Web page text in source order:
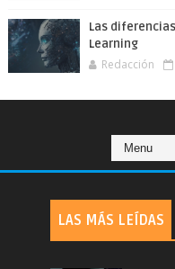
Las
Learning
Redacción
LAS MÁS LEÍDAS